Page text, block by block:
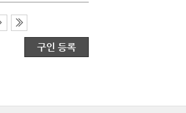
구인 등록